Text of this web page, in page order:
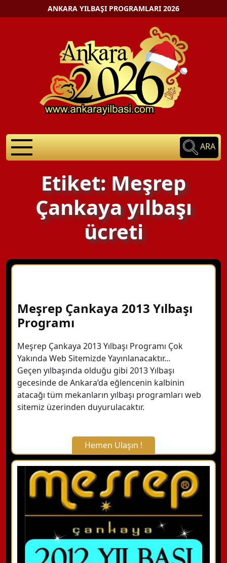
ANKARA YILBAŞI PROGRAMLARI 2026
ARA
Etiket: Meşrep
Çankaya yılbaşı
ücreti
Meşrep Çankaya 2013 Yılbaşı
Programı
Meşrep Çankaya 2013 Yılbaşı Programı Çok
Yakında Web Sitemizde Yayınlanacaktır…
Geçen yılbaşında olduğu gibi 2013 Yılbaşı
gecesinde de Ankara’da eğlencenin kalbinin
atacağı tüm mekanların yılbaşı programları web
sitemiz üzerinden duyurulacaktır.
Hemen Ulaşın !
X Kapat
WhatsApp ile Bilgi Alın
Detaylı Bilgi Alın